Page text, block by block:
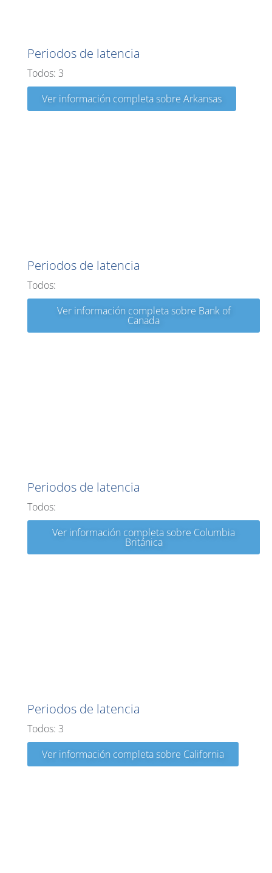
Periodos de latencia
Todos: 3
Ver información completa sobre Arkansas
Periodos de latencia
Todos:
Ver información completa sobre Bank of
Canada
Periodos de latencia
Todos:
Ver información completa sobre Columbia
Británica
Periodos de latencia
Todos: 3
Ver información completa sobre California